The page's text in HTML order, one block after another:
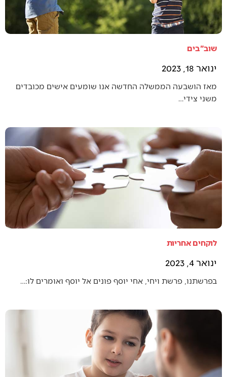
שוב"בים
ינואר 18, 2023
מאז הושבעה הממשלה החדשה אנו שומעים אישים מכובדים
משני צידי…
לוקחים אחריות
ינואר 4, 2023
בפרשתנו, פרשת ויחי, אחי יוסף פונים אל יוסף ואומרים לו:…